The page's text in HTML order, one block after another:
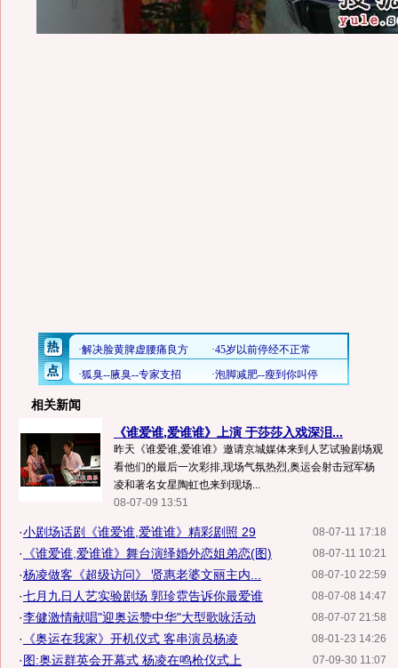
相关新闻
《谁爱谁,爱谁谁》上演 于莎莎入戏深泪...
昨天《谁爱谁,爱谁谁》邀请京城媒体来到人艺试验剧场观
看他们的最后一次彩排,现场气氛热烈,奥运会射击冠军杨
凌和著名女星陶虹也来到现场...
08-07-09 13:51
08-07-11 17:18
·小剧场话剧《谁爱谁,爱谁谁》精彩剧照 29
08-07-11 10:21
· 《谁爱谁,爱谁谁》舞台演绎婚外恋姐弟恋(图)
08-07-10 22:59
·杨凌做客《超级访问》 贤惠老婆文丽主内...
08-07-08 14:47
·七月九日人艺实验剧场 郭珍霓告诉你最爱谁
08-07-07 21:58
·李健激情献唱"迎奥运赞中华"大型歌咏活动
08-01-23 14:26
· 《奥运在我家》开机仪式 客串演员杨凌
07-09-30 11:07
·图:奥运群英会开幕式 杨凌在鸣枪仪式上